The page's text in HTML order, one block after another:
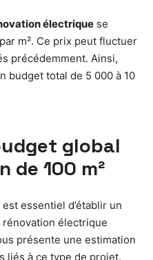
électrique se
m². Ce prix peut fluctuer
précédemment. Ainsi,
budget total de 5 000 à 10
global
de 100 m²
essentiel d’établir un
électrique
présente une estimation
liés à ce type de projet.